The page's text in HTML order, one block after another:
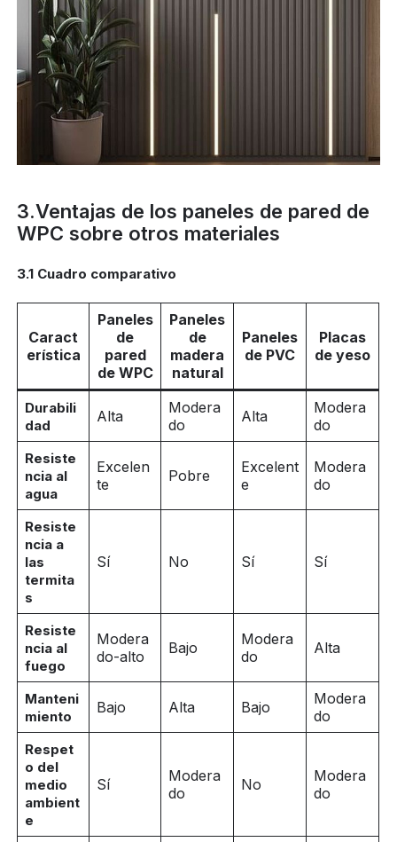
3.Ventajas de los paneles de pared de
WPC sobre otros materiales
3.1 Cuadro comparativo
Caract
erística
Paneles
de
pared
de WPC
Paneles
de
madera
natural
Paneles
de PVC
Placas
de yeso
Durabili
dad
Alta
Modera
do
Alta
Modera
do
Resiste
ncia al
agua
Excelen
te
Pobre
Excelent
e
Modera
do
Resiste
ncia a
las
termita
s
Sí No Sí Sí
Resiste
ncia al
fuego
Modera
do-alto
Bajo
Modera
do
Alta
Manteni
miento
Bajo Alta Bajo
Modera
do
Respet
o del
medio
ambient
e
Sí
Modera
do
No
Modera
do